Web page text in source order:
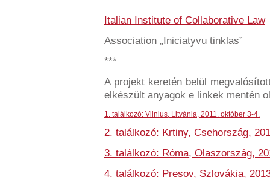
Italian Institute of Collaborative Law
Association „Iniciatyvu tinklas”
***
A projekt keretén belül
elkészült anyagok e linkek mentén
1. találkozó: Vilnius, Litvánia, 2011. október 3-4.
2. találkozó: Krtiny, Csehország,
3. találkozó: Róma, Olaszország,
4. találkozó: Presov, Szlovákia,